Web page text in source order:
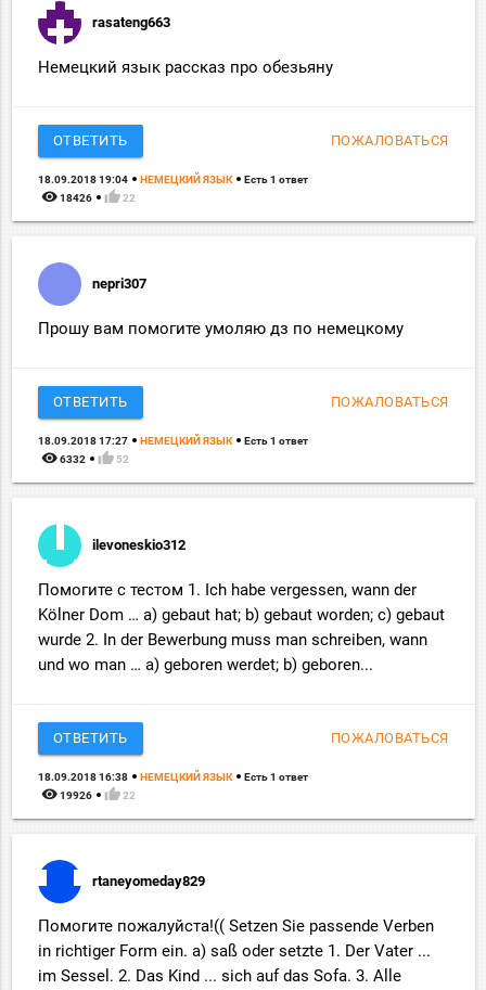
rasateng663
Немецкий язык рассказ про обезьяну
ОТВЕТИТЬ ПОЖАЛОВАТЬСЯ
18.09.2018 19:04 НЕМЕЦКИЙ ЯЗЫК Есть 1 ответ
remove_red_eye 18426 thumb_up 22
nepri307
Прошу вам помогите умоляю дз по немецкому
ОТВЕТИТЬ ПОЖАЛОВАТЬСЯ
18.09.2018 17:27 НЕМЕЦКИЙ ЯЗЫК Есть 1 ответ
remove_red_eye 6332 thumb_up 52
ilevoneskio312
Помогите с тестом 1. Ich habe vergessen, wann der
Kölner Dom … a) gebaut hat; b) gebaut worden; c) gebaut
wurde 2. In der Bewerbung muss man schreiben, wann
und wo man … a) geboren werdet; b) geboren...
ОТВЕТИТЬ ПОЖАЛОВАТЬСЯ
18.09.2018 16:38 НЕМЕЦКИЙ ЯЗЫК Есть 1 ответ
remove_red_eye 19926 thumb_up 22
rtaneyomeday829
Помогите пожалуйста!(( Setzen Sie passende Verben
in richtiger Form ein. a) saß oder setzte 1. Der Vater ...
im Sessel. 2. Das Kind ... sich auf das Sofa. 3. Alle